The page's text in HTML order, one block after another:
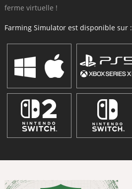
ferme virtuelle !
Farming Simulator est disponible sur :